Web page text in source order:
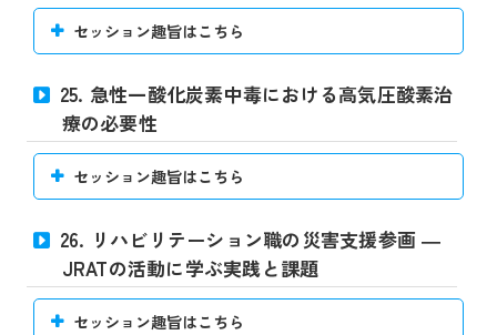
セッション趣旨はこちら
25. 急性一酸化炭素中毒における高気圧酸素治
療の必要性
セッション趣旨はこちら
26. リハビリテーション職の災害支援参画 ―
JRATの活動に学ぶ実践と課題
セッション趣旨はこちら